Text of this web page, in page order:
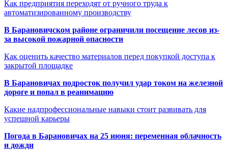
Как предприятия переходят от ручного труда к
автоматизированному производству
В Барановичском районе ограничили посещение лесов из-
за высокой пожарной опасности
Как оценить качество материалов перед покупкой доступа к
закрытой площадке
В Барановичах подросток получил удар током на железной
дороге и попал в реанимацию
Какие надпрофессиональные навыки стоит развивать для
успешной карьеры
Погода в Барановичах на 25 июня: переменная облачность
и дожди